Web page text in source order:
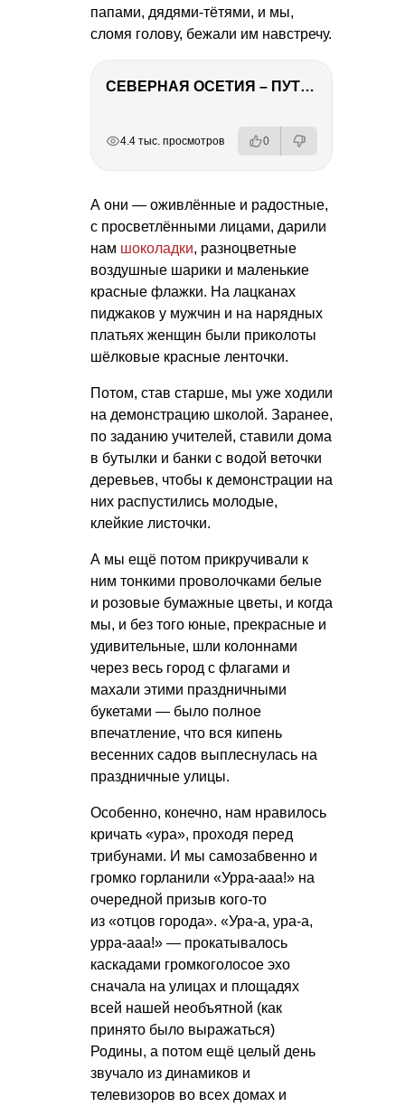
папами, дядями-тётями, и мы,
сломя голову, бежали им навстречу.
СЕВЕРНАЯ ОСЕТИЯ – ПУТЕШЕСТВИЕ НА КАВКАЗ часть 4
4.4 тыс. просмотров 0
А они — оживлённые и радостные,
с просветлёнными лицами, дарили
нам шоколадки, разноцветные
воздушные шарики и маленькие
красные флажки. На лацканах
пиджаков у мужчин и на нарядных
платьях женщин были приколоты
шёлковые красные ленточки.
Потом, став старше, мы уже ходили
на демонстрацию школой. Заранее,
по заданию учителей, ставили дома
в бутылки и банки с водой веточки
деревьев, чтобы к демонстрации на
них распустились молодые,
клейкие листочки.
А мы ещё потом прикручивали к
ним тонкими проволочками белые
и розовые бумажные цветы, и когда
мы, и без того юные, прекрасные и
удивительные, шли колоннами
через весь город с флагами и
махали этими праздничными
букетами — было полное
впечатление, что вся кипень
весенних садов выплеснулась на
праздничные улицы.
Особенно, конечно, нам нравилось
кричать «ура», проходя перед
трибунами. И мы самозабвенно и
громко горланили «Урра-ааа!» на
очередной призыв кого-то
из «отцов города». «Ура-а, ура-а,
урра-ааа!» — прокатывалось
каскадами громкоголосое эхо
сначала на улицах и площадях
всей нашей необъятной (как
принято было выражаться)
Родины, а потом ещё целый день
звучало из динамиков и
телевизоров во всех домах и